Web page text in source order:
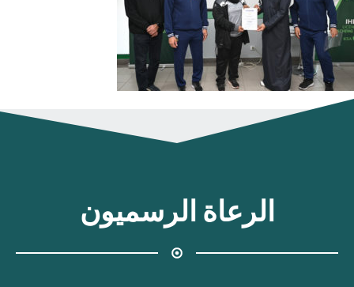
الرعاة الرسميون